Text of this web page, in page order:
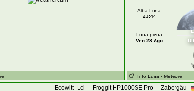
Alba Luna
23:44
Luna piena
Ven 28 Ago
Info Luna - Meteore
Ecowitt_Lcl - Froggit HP1000SE Pro - Zabergäu